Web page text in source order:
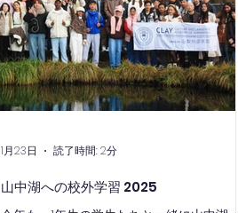
で、将来に対する展望がより明確になるこ
を期待しています。
山中湖への校外学習 2025
1月23日 読了時間: 2分